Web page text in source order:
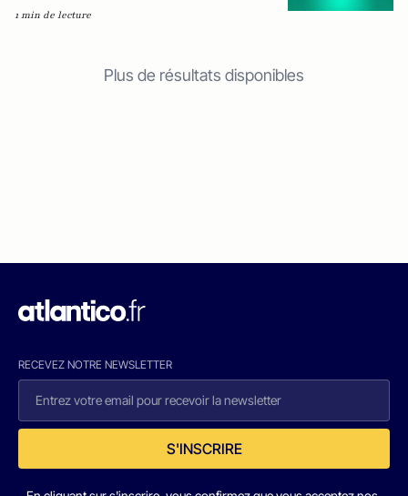
1 min de lecture
Plus de résultats disponibles
RECEVEZ NOTRE NEWSLETTER
S'INSCRIRE